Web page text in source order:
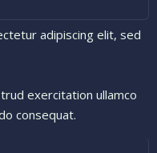
adipiscing elit, sed
exercitation ullamco
consequat.